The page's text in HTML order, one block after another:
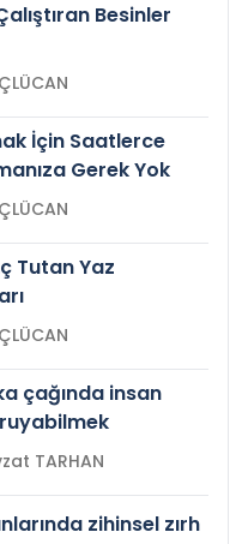
Besinler
GÜÇLÜCAN
İçin Saatlerce
Gerek Yok
GÜÇLÜCAN
Tutan Yaz
GÜÇLÜCAN
çağında insan
Prof.Dr. Nevzat TARHAN
zihinsel zırh